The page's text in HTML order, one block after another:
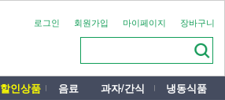
로그인 회원가입 마이페이지 장바구니
할인상품 음료 과자/간식 냉동식품